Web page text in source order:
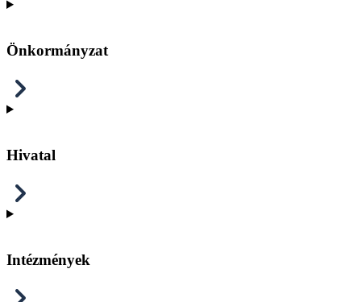
Önkormányzat
Hivatal
Intézmények